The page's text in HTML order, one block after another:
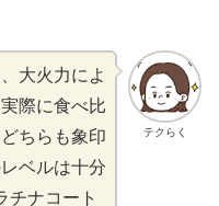
テクらく
大火力によ
際に食べ比
ちらも象印
ベルは十分
チナコート